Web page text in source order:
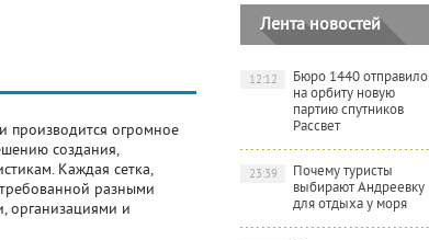
производится огромное
создания,
Каждая сетка,
разными
организациями и
Лента новостей
Бюро 1440 отправило
на орбиту новую
партию спутников
Рассвет
12:12
Почему туристы
выбирают Андреевку
для отдыха у моря
23:39